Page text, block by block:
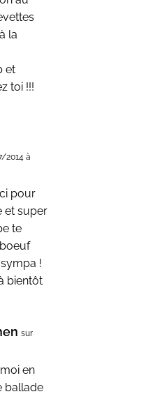
la
et
toi !!!
2014 à
pour
et super
te
!
bientôt
sur
en
ballade